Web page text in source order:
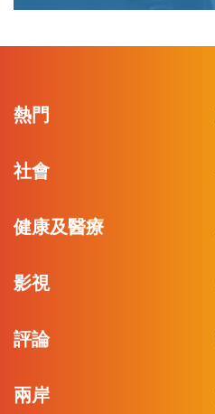
熱門
社會
健康及醫療
影視
評論
兩岸